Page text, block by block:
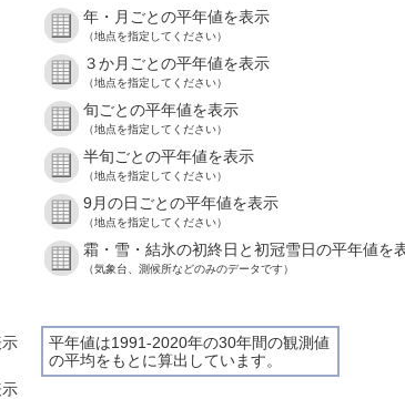
年・月ごとの平年値を表示
（地点を指定してください）
３か月ごとの平年値を表示
（地点を指定してください）
旬ごとの平年値を表示
（地点を指定してください）
半旬ごとの平年値を表示
（地点を指定してください）
9月の日ごとの平年値を表示
（地点を指定してください）
霜・雪・結氷の初終日と初冠雪日の平年値を
（気象台、測候所などのみのデータです）
平年値は1991-2020年の30年間の観測値
の平均をもとに算出しています。